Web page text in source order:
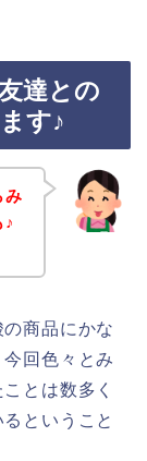
達との
す♪
み
商品にかな
回色々とみ
とは数多く
ということ